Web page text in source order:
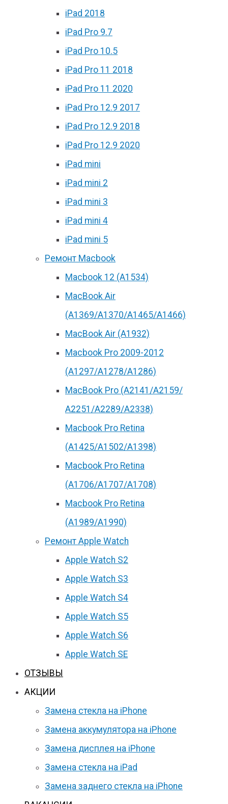
iPad 2018
iPad Pro 9.7
iPad Pro 10.5
iPad Pro 11 2018
iPad Pro 11 2020
iPad Pro 12.9 2017
iPad Pro 12.9 2018
iPad Pro 12.9 2020
iPad mini
iPad mini 2
iPad mini 3
iPad mini 4
iPad mini 5
Ремонт Macbook
Macbook 12 (А1534)
MacBook Air
(A1369/A1370/A1465/A1466)
MacBook Air (A1932)
Macbook Pro 2009-2012
(A1297/A1278/A1286)
MacBook Pro (А2141/А2159/
А2251/A2289/A2338)
Macbook Pro Retina
(А1425/A1502/A1398)
Macbook Pro Retina
(А1706/A1707/A1708)
Macbook Pro Retina
(А1989/A1990)
Ремонт Apple Watch
Apple Watch S2
Apple Watch S3
Apple Watch S4
Apple Watch S5
Apple Watch S6
Apple Watch SE
ОТЗЫВЫ
АКЦИИ
Замена стекла на iPhone
Замена аккумулятора на iPhone
Замена дисплея на iPhone
Замена стекла на iPad
Замена заднего стекла на iPhone